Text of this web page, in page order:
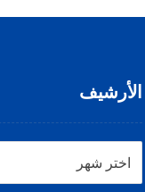
الأرشيف